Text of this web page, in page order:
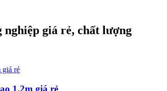
nghiệp giá rẻ, chất lượng
1.2m giá rẻ